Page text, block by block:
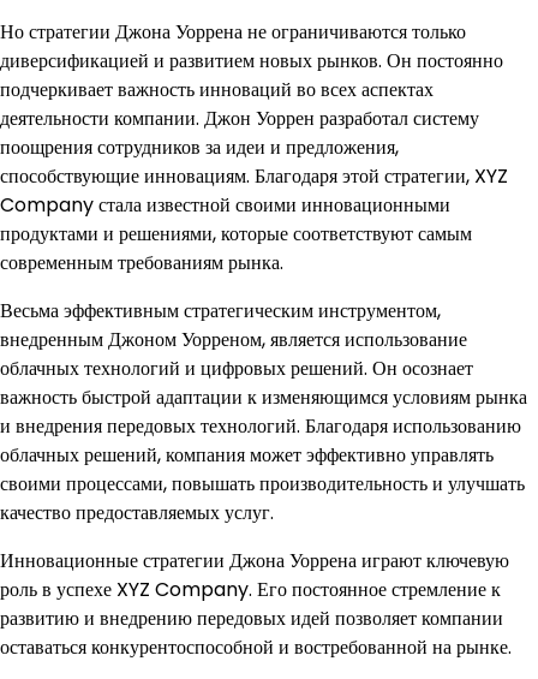
Но стратегии Джона Уоррена не ограничиваются только
диверсификацией и развитием новых рынков. Он постоянно
подчеркивает важность инноваций во всех аспектах
деятельности компании. Джон Уоррен разработал систему
поощрения сотрудников за идеи и предложения,
способствующие инновациям. Благодаря этой стратегии, XYZ
Company стала известной своими инновационными
продуктами и решениями, которые соответствуют самым
современным требованиям рынка.
Весьма эффективным стратегическим инструментом,
внедренным Джоном Уорреном, является использование
облачных технологий и цифровых решений. Он осознает
важность быстрой адаптации к изменяющимся условиям рынка
и внедрения передовых технологий. Благодаря использованию
облачных решений, компания может эффективно управлять
своими процессами, повышать производительность и улучшать
качество предоставляемых услуг.
Инновационные стратегии Джона Уоррена играют ключевую
роль в успехе XYZ Company. Его постоянное стремление к
развитию и внедрению передовых идей позволяет компании
оставаться конкурентоспособной и востребованной на рынке.